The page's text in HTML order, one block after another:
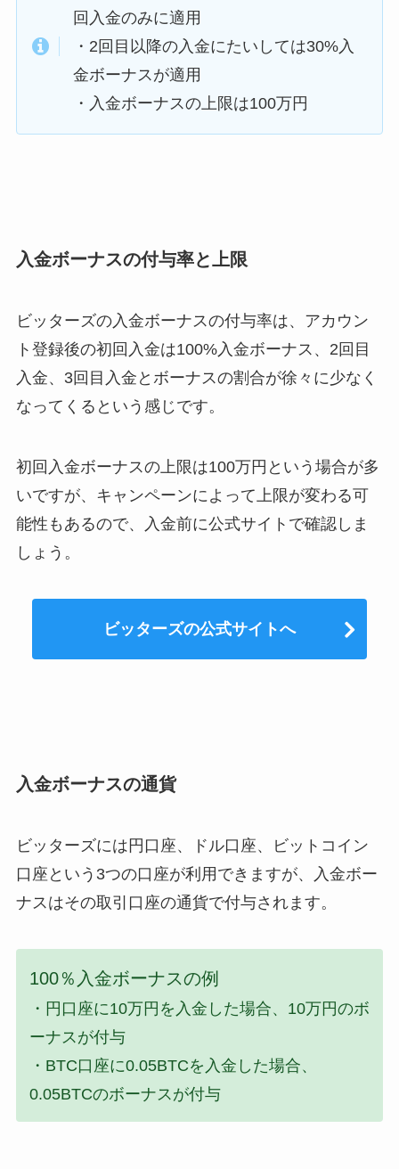
回入金のみに適用
・2回目以降の入金にたいしては30%入
金ボーナスが適用
・入金ボーナスの上限は100万円
入金ボーナスの付与率と上限
ビッターズの入金ボーナスの付与率は、アカウン
ト登録後の初回入金は100%入金ボーナス、2回目
入金、3回目入金とボーナスの割合が徐々に少なく
なってくるという感じです。
初回入金ボーナスの上限は100万円という場合が多
いですが、キャンペーンによって上限が変わる可
能性もあるので、入金前に公式サイトで確認しま
しょう。
ビッターズの公式サイトへ
入金ボーナスの通貨
ビッターズには円口座、ドル口座、ビットコイン
口座という3つの口座が利用できますが、入金ボー
ナスはその取引口座の通貨で付与されます。
100％入金ボーナスの例
・円口座に10万円を入金した場合、10万円のボ
ーナスが付与
・BTC口座に0.05BTCを入金した場合、
0.05BTCのボーナスが付与